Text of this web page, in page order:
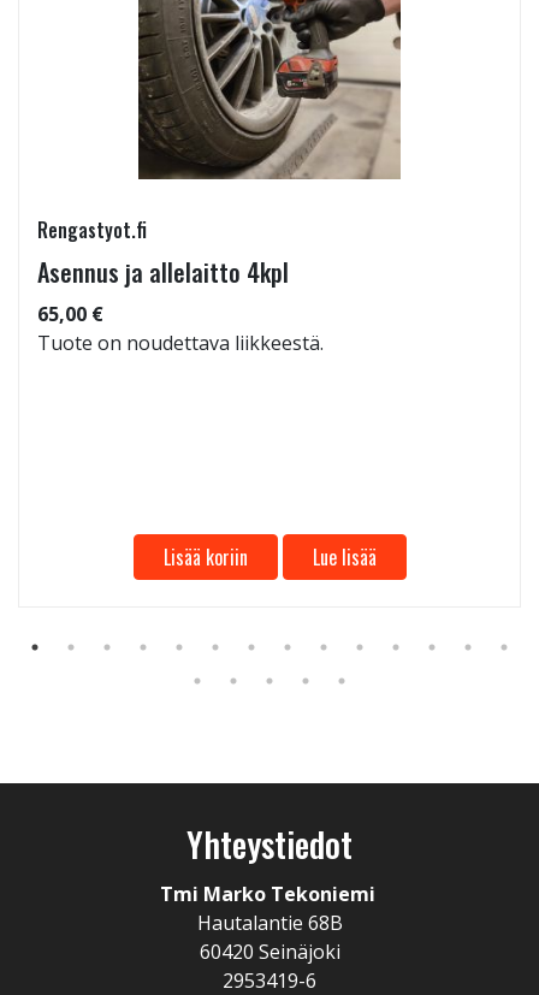
Rengastyot.fi
Asennus ja allelaitto 4kpl
65,00 €
Tuote on noudettava liikkeestä.
Lisää koriin Lue lisää
Yhteystiedot
Tmi Marko Tekoniemi
Hautalantie 68B
60420 Seinäjoki
2953419-6